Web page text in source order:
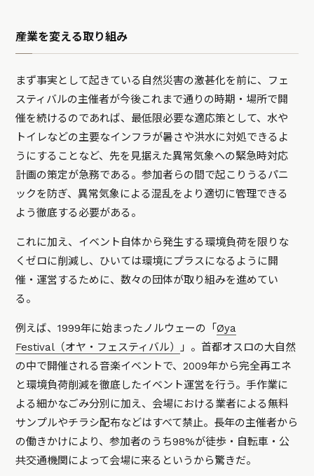
産業を変える取り組み
まず事実として起きている自然災害の激甚化を前に、フェ
スティバルの主催者が今後これまで通りの時期・場所で開
催を続けるのであれば、最低限必要な適応策として、水や
トイレなどの主要なインフラが暑さや洪水に対処できるよ
うにすることなど、先を見据えた異常気象への緊急時対応
計画の策定が急務である。参加者らの間で起こりうるパニ
ックを防ぎ、異常気象による混乱をより適切に管理できる
よう徹底する必要がある。
これに加え、イベント自体から発生する環境負荷を限りな
くゼロに削減し、ひいては環境にプラスになるように開
催・運営するために、数々の団体が取り組みを進めてい
る。
例えば、1999年に始まったノルウェーの「Øya
Festival（オヤ・フェスティバル）
」。首都オスロの大自然
の中で開催される音楽イベントで、2009年から完全再エネ
と環境負荷削減を徹底したイベント運営を行う。手作業に
よる細かなごみ分別に加え、会場における業者による無料
サンプルやチラシ配布などはすべて禁止。長年の主催者から
の働きかけにより、参加者のうち98%が徒歩・自転車・公
共交通機関によって会場に来るというから驚きだ。